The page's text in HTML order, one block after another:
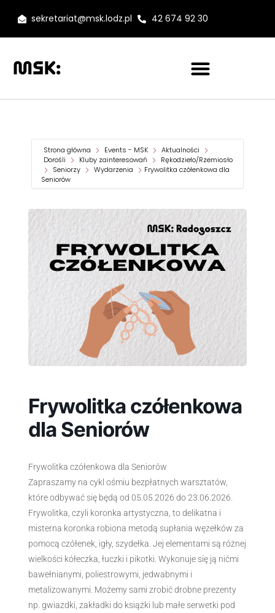
sekretariat@msk.lodz.pl 42 674 92 30
Strona główna Events - MSK
Aktualności
Dorośli
Kluby zainteresowań
Rękodzieło/Rzemiosło
Seniorzy
Wydarzenia
Frywolitka czółenkowa dla
Seniorów
Frywolitka czółenkowa
dla Seniorów
Frywolitka czółenkowa dla Seniorów
Zapraszamy na cykl ośmiu bezpłatnych warsztatów,
które odbywać się będą od 05.05.2026 do 23.06.2026.
Frywolitka, czyli koronka artystyczna, to delikatna i
misterna koronka robiona metodą supłania węzełków za
pomocą czółenek, igły, szydełka. Jej elementami są różnej
wielkości kółeczka, łuczki i pikotki. Wykonuje się ją nićmi
bawełnianymi, poliestrowymi, jedwabnymi i
metalizowanymi. Możemy sami zrobić drobne prezenty
np. gwiazdki, zakładki do książki lub małe serwetki pod